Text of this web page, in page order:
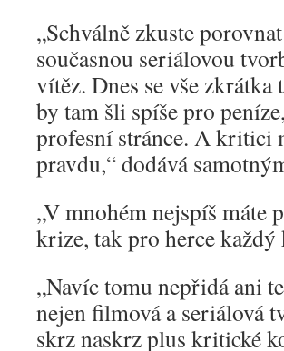
„Schválně zkuste
současnou seriálovou
vítěz. Dnes se vše
by tam šli spíše pro
profesní stránce. A kritici
pravdu,“ dodává
„V mnohém nejspíš máte
krize, tak pro herce
„Navíc tomu nepřidá ani
nejen filmová a seriálová
skrz naskrz plus kritické